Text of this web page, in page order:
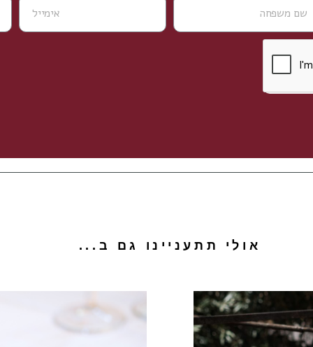
אולי תתעניינו גם ב...